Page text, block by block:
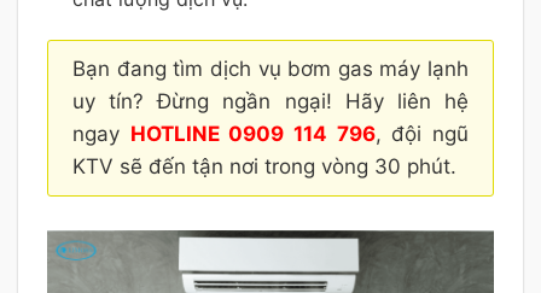
Bạn đang tìm dịch vụ bơm gas máy lạnh
uy tín? Đừng ngần ngại! Hãy liên hệ
ngay HOTLINE 0909 114 796, đội ngũ
KTV sẽ đến tận nơi trong vòng 30 phút.